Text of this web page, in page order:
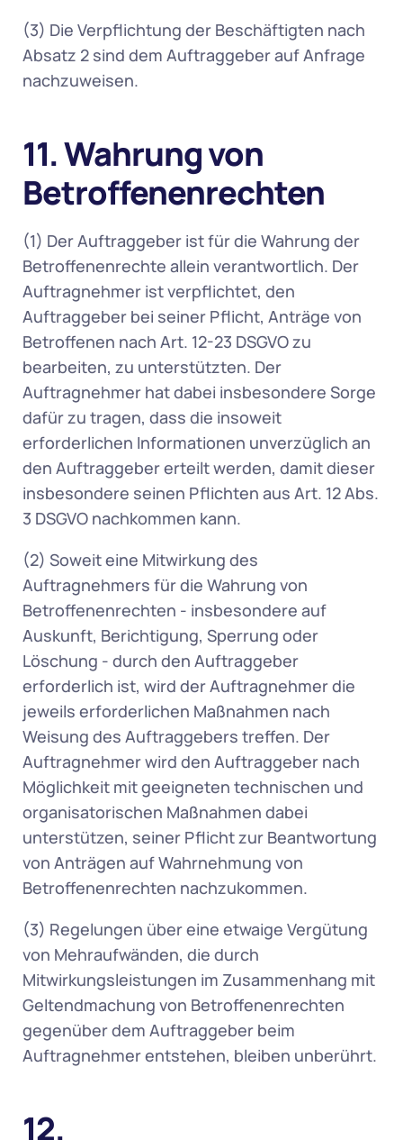
(3) Die Verpflichtung der Beschäftigten nach
Absatz 2 sind dem Auftraggeber auf Anfrage
nachzuweisen.
11. Wahrung von
Betroffenenrechten
(1) Der Auftraggeber ist für die Wahrung der
Betroffenenrechte allein verantwortlich. Der
Auftragnehmer ist verpflichtet, den
Auftraggeber bei seiner Pflicht, Anträge von
Betroffenen nach Art. 12-23 DSGVO zu
bearbeiten, zu unterstützten. Der
Auftragnehmer hat dabei insbesondere Sorge
dafür zu tragen, dass die insoweit
erforderlichen Informationen unverzüglich an
den Auftraggeber erteilt werden, damit dieser
insbesondere seinen Pflichten aus Art. 12 Abs.
3 DSGVO nachkommen kann.
(2) Soweit eine Mitwirkung des
Auftragnehmers für die Wahrung von
Betroffenenrechten - insbesondere auf
Auskunft, Berichtigung, Sperrung oder
Löschung - durch den Auftraggeber
erforderlich ist, wird der Auftragnehmer die
jeweils erforderlichen Maßnahmen nach
Weisung des Auftraggebers treffen. Der
Auftragnehmer wird den Auftraggeber nach
Möglichkeit mit geeigneten technischen und
organisatorischen Maßnahmen dabei
unterstützen, seiner Pflicht zur Beantwortung
von Anträgen auf Wahrnehmung von
Betroffenenrechten nachzukommen.
(3) Regelungen über eine etwaige Vergütung
von Mehraufwänden, die durch
Mitwirkungsleistungen im Zusammenhang mit
Geltendmachung von Betroffenenrechten
gegenüber dem Auftraggeber beim
Auftragnehmer entstehen, bleiben unberührt.
12.